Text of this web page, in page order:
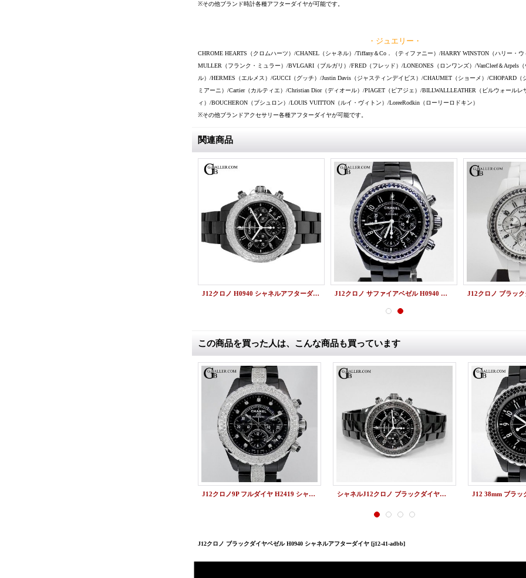
※その他ブランド時計各種アフターダイヤが可能です。
・ジュエリー・
CHROME HEARTS（クロムハーツ）/CHANEL（シャネル）/Tiffany＆Co．（ティファニー）/HARRY WINSTON（ハリー・
MULLER（フランク・ミュラー）/BVLGARI（ブルガリ）/FRED（フレッド）/LONEONES（ロンワンズ）/VanCleef＆Arpels
ル）/HERMES（エルメス）/GUCCI（グッチ）/Justin Davis（ジャスティンデイビス）/CHAUMET（ショーメ）/CHOPARD（
ミアーニ）/Cartier（カルティエ）/Christian Dior（ディオール）/PIAGET（ピアジェ）/BILLWALLLEATHER（ビルウォール
ィ）/BOUCHERON（ブシュロン）/LOUIS VUITTON（ルイ・ヴィトン）/LoreeRodkin（ローリーロドキン）
※その他ブランドアクセサリー各種アフターダイヤが可能です。
関連商品
J12クロノ H0940 シャネルアフターダイヤベゼル J12クロノ サファイアベゼル H0940 シャネルアフターダイヤ
この商品を買った人は、こんな商品も買っています
J12クロノ9P フルダイヤ H2419 シャネルアフターダイヤ シャネルJ12クロノ ブラックダイヤベゼル H0940 ブラックセラミック
J12クロノ ブラックダイヤベゼル H0940 シャネルアフターダイヤ [j12-41-adbb]